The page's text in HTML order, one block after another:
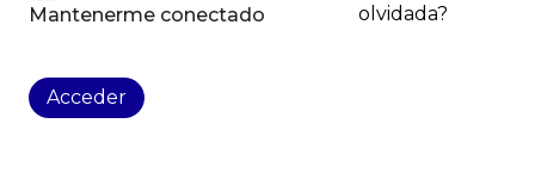
Mantenerme conectado
olvidada?
Acceder